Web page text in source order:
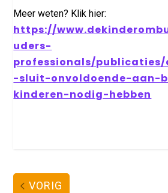
Meer weten? Klik hier:
https://
uders-
professionals/publicaties/
-sluit-onvoldoende-aan-
kinderen-nodig-hebben
VORIG